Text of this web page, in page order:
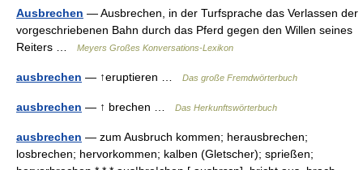
Ausbrechen — Ausbrechen, in der Turfsprache das Verlassen der
vorgeschriebenen Bahn durch das Pferd gegen den Willen seines
Reiters …
Meyers Großes Konversations-Lexikon
ausbrechen — ↑eruptieren … Das große Fremdwörterbuch
ausbrechen — ↑ brechen … Das Herkunftswörterbuch
ausbrechen — zum Ausbruch kommen; herausbrechen;
losbrechen; hervorkommen; kalben (Gletscher); sprießen;